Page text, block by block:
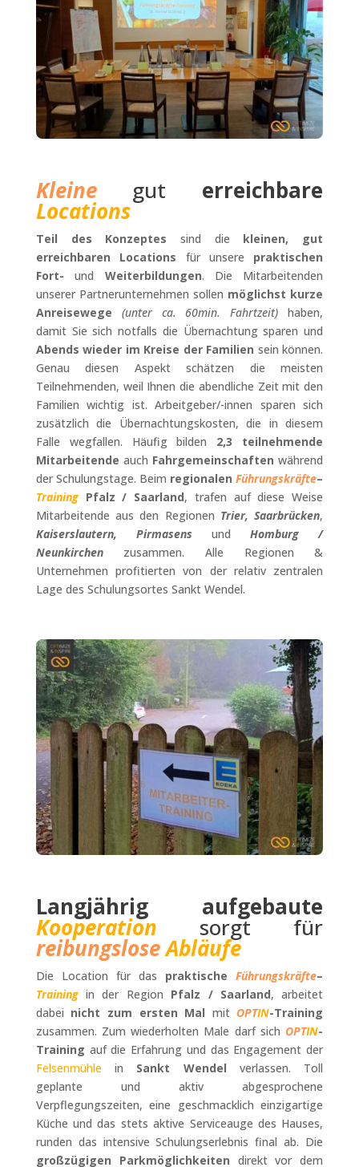
Kleinegut erreichbare
Locations
Teil des Konzeptes sind die kleinen, gut
erreichbaren Locations für unsere praktischen
Fort- und Weiterbildungen. Die Mitarbeitenden
unserer Partnerunternehmen sollen möglichst kurze
Anreisewege
(unter ca. 60min. Fahrtzeit) haben,
damit Sie sich notfalls die Übernachtung sparen und
Abends wieder im Kreise der Familien sein können.
Genau diesen Aspekt schätzen die meisten
Teilnehmenden, weil Ihnen die abendliche Zeit mit den
Familien wichtig ist. Arbeitgeber/-innen sparen sich
zusätzlich die Übernachtungskosten, die in diesem
Falle wegfallen. Häufig bilden 2,3 teilnehmende
Mitarbeitende auch Fahrgemeinschaften während
der Schulungstage. Beim regionalenFührungskräfte–
Training Pfalz / Saarland, trafen auf diese Weise
Mitarbeitende aus den Regionen Trier, Saarbrücken,
Kaiserslautern, Pirmasens
undHomburg /
Neunkirchenzusammen. Alle Regionen &
Unternehmen profitierten von der relativ zentralen
Lage des Schulungsortes Sankt Wendel.
Langjährig aufgebaute
Kooperation sorgt für
reibungsloseAbläufe
Die Location für das praktischeFührungskräfte–
Trainingin der Region Pfalz / Saarland, arbeitet
dabei nicht zum ersten Mal mit OPTIN-Training
zusammen. Zum wiederholten Male darf sich OPTIN-
Training auf die Erfahrung und das Engagement der
Felsenmühlein Sankt Wendel verlassen. Toll
geplante und aktiv abgesprochene
Verpflegungszeiten, eine geschmacklich einzigartige
Küche und das stets aktive Serviceauge des Hauses,
runden das intensive Schulungserlebnis final ab. Die
großzügigen Parkmöglichkeiten direkt vor dem